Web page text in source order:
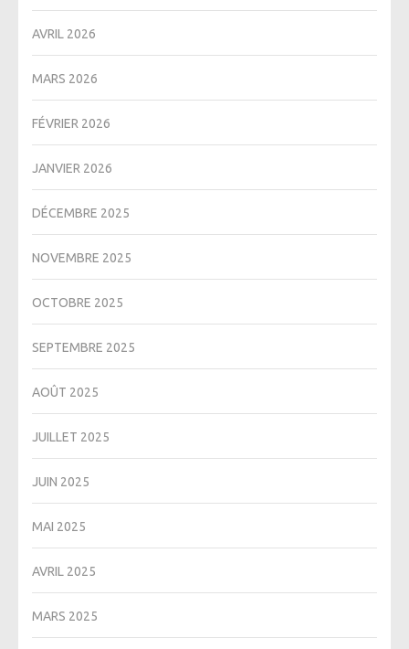
AVRIL 2026
MARS 2026
FÉVRIER 2026
JANVIER 2026
DÉCEMBRE 2025
NOVEMBRE 2025
OCTOBRE 2025
SEPTEMBRE 2025
AOÛT 2025
JUILLET 2025
JUIN 2025
MAI 2025
AVRIL 2025
MARS 2025